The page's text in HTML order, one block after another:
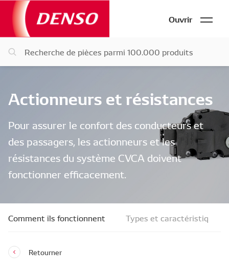
Ouvrir
Actionneurs et résistances
Pour assurer le confort des conducteurs et
des passagers, les actionneurs et les
résistances du système CVCA doivent
fonctionner efficacement.
Comment ils fonctionnent Types et caractéristiques
Retourner